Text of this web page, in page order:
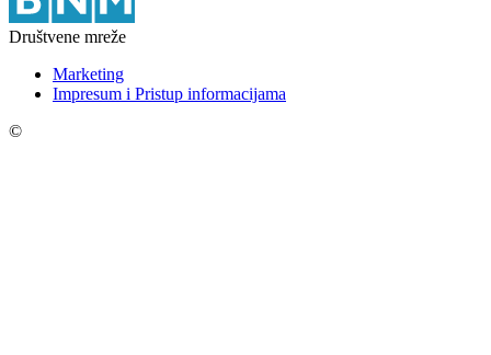
Društvene mreže
Marketing
Impresum i Pristup informacijama
©